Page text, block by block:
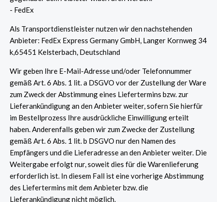
- FedEx
Als Transportdienstleister nutzen wir den nachstehenden
Anbieter: FedEx Express Germany GmbH, Langer Kornweg 34
k,65451 Kelsterbach, Deutschland
Wir geben Ihre E-Mail-Adresse und/oder Telefonnummer
gemäß Art. 6 Abs. 1 lit. a DSGVO vor der Zustellung der Ware
zum Zweck der Abstimmung eines Liefertermins bzw. zur
Lieferankündigung an den Anbieter weiter, sofern Sie hierfür
im Bestellprozess Ihre ausdrückliche Einwilligung erteilt
haben. Anderenfalls geben wir zum Zwecke der Zustellung
gemäß Art. 6 Abs. 1 lit. b DSGVO nur den Namen des
Empfängers und die Lieferadresse an den Anbieter weiter. Die
Weitergabe erfolgt nur, soweit dies für die Warenlieferung
erforderlich ist. In diesem Fall ist eine vorherige Abstimmung
des Liefertermins mit dem Anbieter bzw. die
Lieferankündigung nicht möglich.